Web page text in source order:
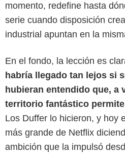
momento, redefine hasta
serie cuando disposición
industrial apuntan en la
En el fondo, la lección es
habría llegado tan lejos si
hubieran entendido que, a
territorio fantástico
Los Duffer lo hicieron, y hoy
más grande de Netflix
ambición que la impulsó